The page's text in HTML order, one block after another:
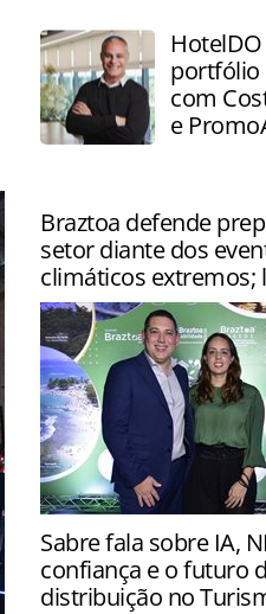
portfólio
com
e
Braztoa defende
setor diante dos
climáticos extremos;
Artigo da Braztoa
do setor diante dos
extremos
Sabre fala sobre IA,
confiança e o futuro
distribuição no